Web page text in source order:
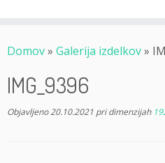
Domov» Galerija izdelkov»
IMG_9396
Objavljeno20.10.2021 pri dimenzijah